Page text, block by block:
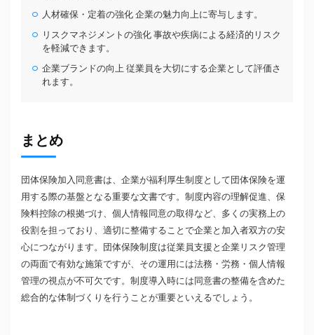
人材確保・定着の強化 企業の魅力向上に寄与します。
リスクマネジメントの強化 事故や疾病による経済的リスク
を軽減できます。
企業ブランドの向上 従業員を大切にする企業として評価さ
れます。
まとめ
団体保険加入同意書は、企業が福利厚生制度として団体保険を運
用する際の基盤となる重要な文書です。制度内容の理解促進、保
険料控除の根拠づけ、個人情報同意の取得など、多くの実務上の
役割を担っており、適切に整備することで企業と加入者双方の安
心につながります。団体保険制度は従業員支援と企業リスク管理
の両面で有効な施策ですが、その運用には法務・労務・個人情報
管理の視点が不可欠です。制度導入時には同意書の整備を含めた
総合的な体制づくりを行うことが重要といえるでしょう。